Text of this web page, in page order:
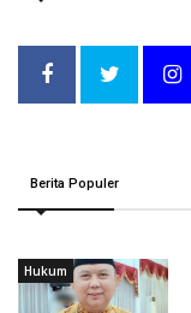
Berita Populer
Hukum